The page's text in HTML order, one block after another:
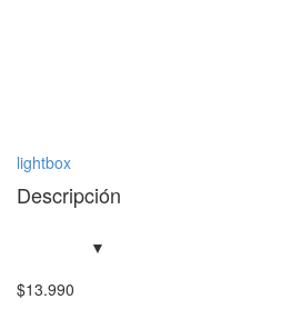
lightbox
Descripción
$13.990